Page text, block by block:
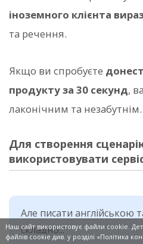
іноземного клієнта
та речення.
Якщо ви спробуєте
продукту за 30 секунд,
лаконічним та незабутнім.
Для створення
використовувати
Але писати англійською
складно...
Наш сайт використовує файли cookie.
файлів cookie див. у розділі «Політика